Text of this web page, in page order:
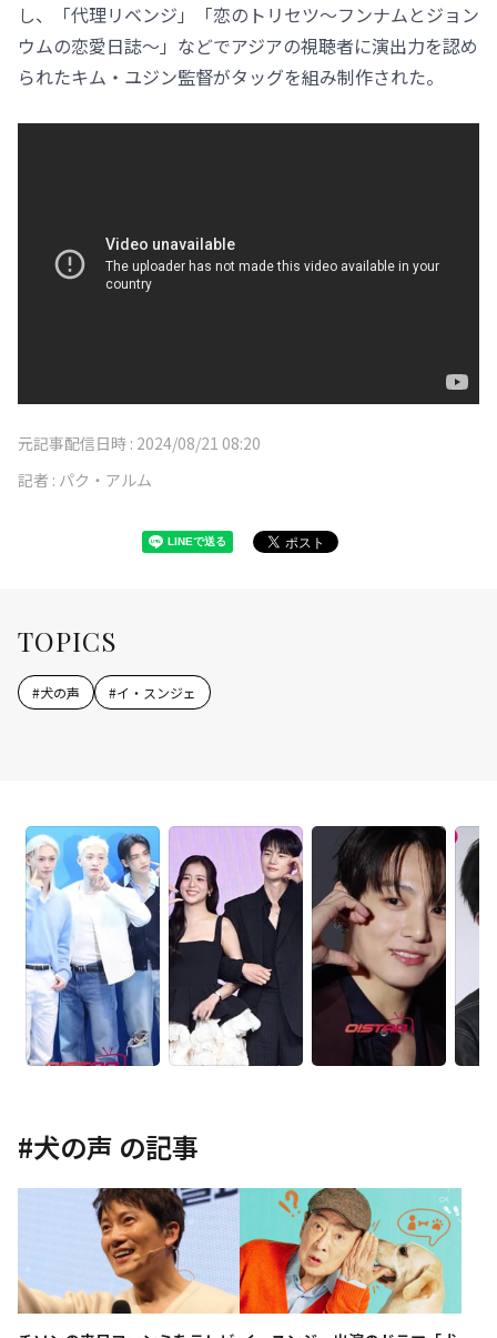
し、「代理リベンジ」「恋のトリセツ～フンナムとジョン
ウムの恋愛日誌～」などでアジアの視聴者に演出力を認め
られたキム・ユジン監督がタッグを組み制作された。
元記事配信日時 : 2024/08/21 08:20
記者 : パク・アルム
TOPICS
#犬の声 #イ・スンジェ
#犬の声 の記事